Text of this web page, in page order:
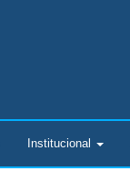
Institucional